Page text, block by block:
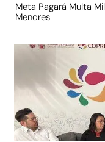
Meta Pagará Multa
Menores